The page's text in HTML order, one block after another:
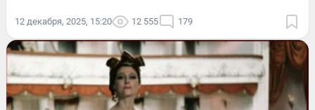
12 декабря, 2025, 15:20 12 555 179